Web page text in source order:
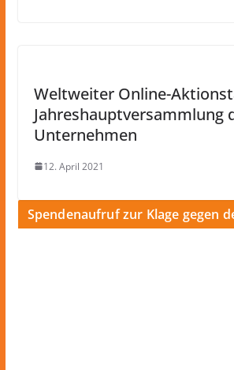
Weltweiter Online-
Jahreshauptversammlung
Unternehmen
12. April 2021
Spendenaufruf zur Klage gegen